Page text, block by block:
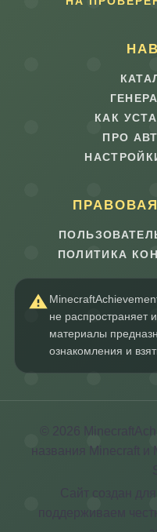
КАК
ПРО
ПОЛИТИКА
не распространяет
материалы
ознакомления и
© 2026
названия Minecraft и
Сайт создан
поддерживаем